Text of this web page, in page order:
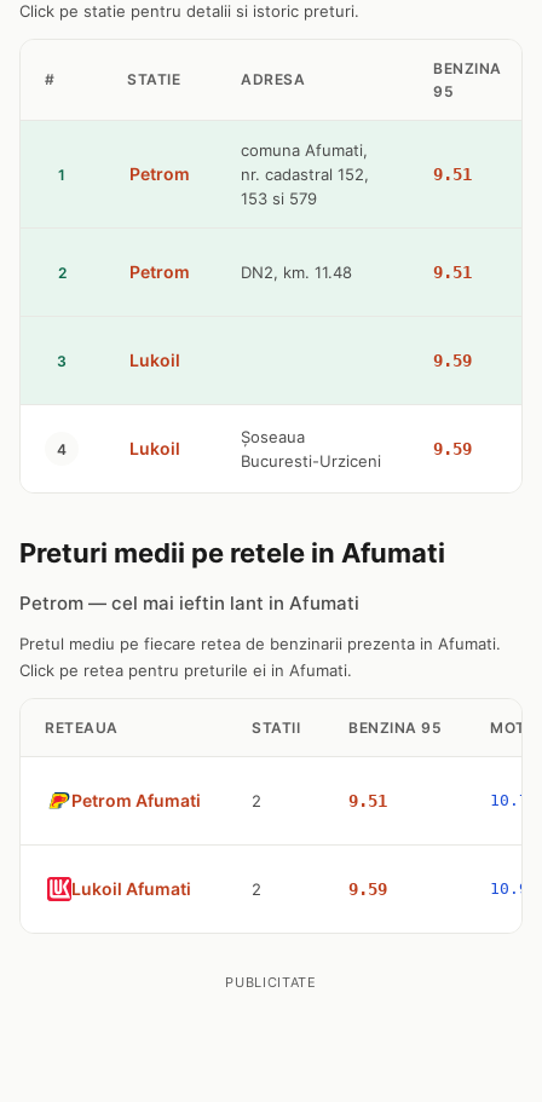
Click pe statie pentru detalii si istoric preturi.
# STATIE ADRESA
BENZINA
95
1 Petrom
comuna Afumati,
nr. cadastral 152,
153 si 579
9.51
2 Petrom DN2, km. 11.48 9.51
3 Lukoil 9.59
4 Lukoil
Şoseaua
Bucuresti-Urziceni
9.59
Preturi medii pe retele in Afumati
Petrom — cel mai ieftin lant in Afumati
Pretul mediu pe fiecare retea de benzinarii prezenta in Afumati.
Click pe retea pentru preturile ei in Afumati.
RETEAUA STATII BENZINA 95
Petrom Afumati 2 9.51 10.77
Lukoil Afumati 2 9.59 10.98
PUBLICITATE